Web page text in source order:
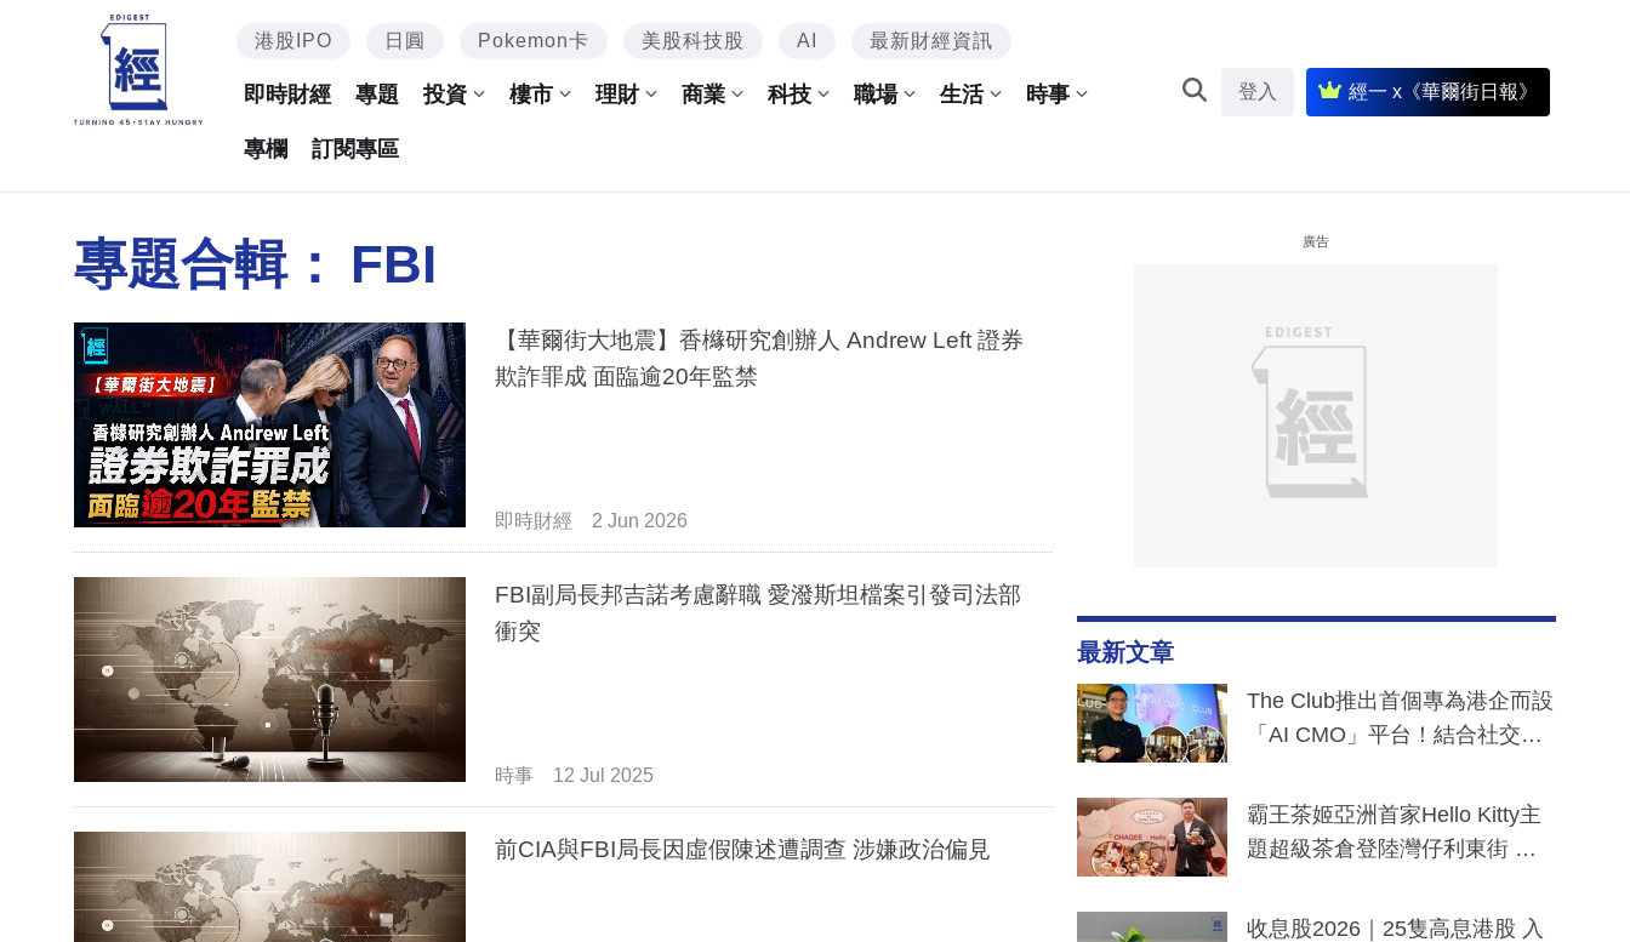
港股IPO 日圓 Pokemon卡 美股科技股 AI 最新財經資訊
即時財經 專題 投資 樓市 理財 商業 科技 職場 生活 時事
專欄 訂閱專區
登入 經一 x《華爾街日報》
專題合輯： FBI
【華爾街大地震】香櫞研究創辦人 Andrew Left 證券
欺詐罪成 面臨逾20年監禁
即時財經 2 Jun 2026
FBI副局長邦吉諾考慮辭職 愛潑斯坦檔案引發司法部
衝突
時事 12 Jul 2025
前CIA與FBI局長因虛假陳述遭調查 涉嫌政治偏見
廣告
最新文章
The Club推出首個專為港企而設
「AI CMO」平台！結合社交聆
分鐘生成「貼地」宣傳短片
霸王茶姬亞洲首家Hello Kitty主
題超級茶倉登陸灣仔利東街 推
y及香港限定特調系列
收息股2026｜25隻高息港股 入